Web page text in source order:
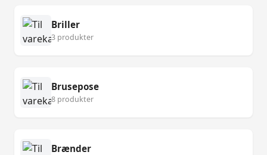
Briller
3 produkter
Brusepose
8 produkter
Brænder